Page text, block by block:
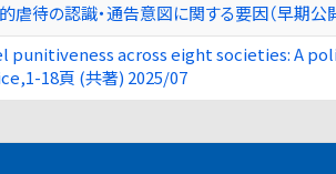
虐待の認識・通告意図に関する要因（早期
punitiveness across eight societies: A
18頁 (共著) 2025/07